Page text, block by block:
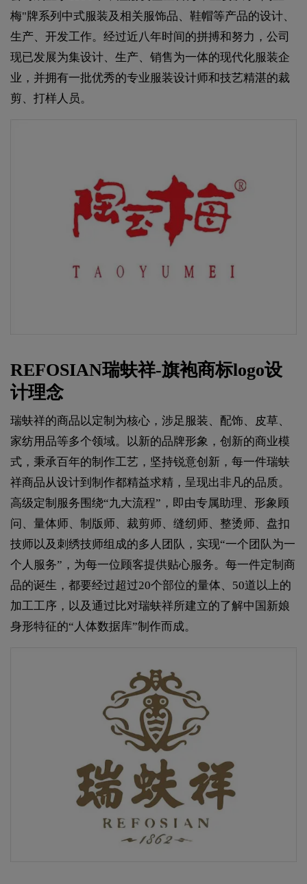
梅"牌系列中式服装及相关服饰品、鞋帽等产品的设计、
生产、开发工作。经过近八年时间的拼搏和努力，公司
现已发展为集设计、生产、销售为一体的现代化服装企
业，并拥有一批优秀的专业服装设计师和技艺精湛的裁
剪、打样人员。
REFOSIAN瑞蚨祥-旗袍商标logo设
计理念
瑞蚨祥的商品以定制为核心，涉足服装、配饰、皮草、
家纺用品等多个领域。以新的品牌形象，创新的商业模
式，秉承百年的制作工艺，坚持锐意创新，每一件瑞蚨
祥商品从设计到制作都精益求精，呈现出非凡的品质。
高级定制服务围绕“九大流程”，即由专属助理、形象顾
问、量体师、制版师、裁剪师、缝纫师、整烫师、盘扣
技师以及刺绣技师组成的多人团队，实现“一个团队为一
个人服务”，为每一位顾客提供贴心服务。每一件定制商
品的诞生，都要经过超过20个部位的量体、50道以上的
加工工序，以及通过比对瑞蚨祥所建立的了解中国新娘
身形特征的“人体数据库”制作而成。